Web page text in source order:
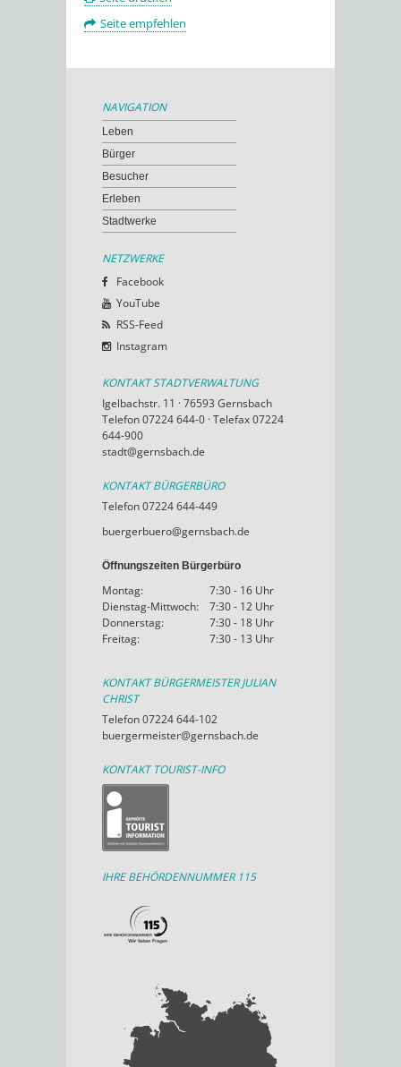
Seite empfehlen
NAVIGATION
Leben
Bürger
Besucher
Erleben
Stadtwerke
NETZWERKE
Facebook
YouTube
RSS-Feed
Instagram
KONTAKT STADTVERWALTUNG
Igelbachstr. 11 · 76593 Gernsbach
Telefon 07224 644-0 · Telefax 07224
644-900
stadt@gernsbach.de
KONTAKT BÜRGERBÜRO
Telefon 07224 644-449
buergerbuero@gernsbach.de
Öffnungszeiten Bürgerbüro
Montag:
7:30 - 16 Uhr
Dienstag-Mittwoch:
7:30 - 12 Uhr
Donnerstag:
7:30 - 18 Uhr
Freitag:
7:30 - 13 Uhr
KONTAKT BÜRGERMEISTER JULIAN
CHRIST
Telefon 07224 644-102
buergermeister@gernsbach.de
KONTAKT TOURIST-INFO
IHRE BEHÖRDENNUMMER 115